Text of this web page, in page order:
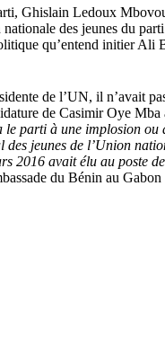
Ghislain Ledoux
des jeunes du
qu’entend initier
de l’UN, il n’avait
de Casimir Oye
le parti à une implosion ou
des jeunes de l’Union
2016 avait élu au poste
du Bénin au